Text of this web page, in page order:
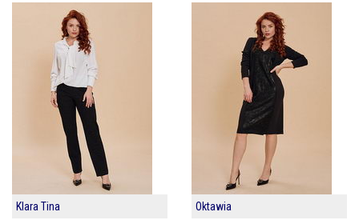
Klara Tina Oktawia